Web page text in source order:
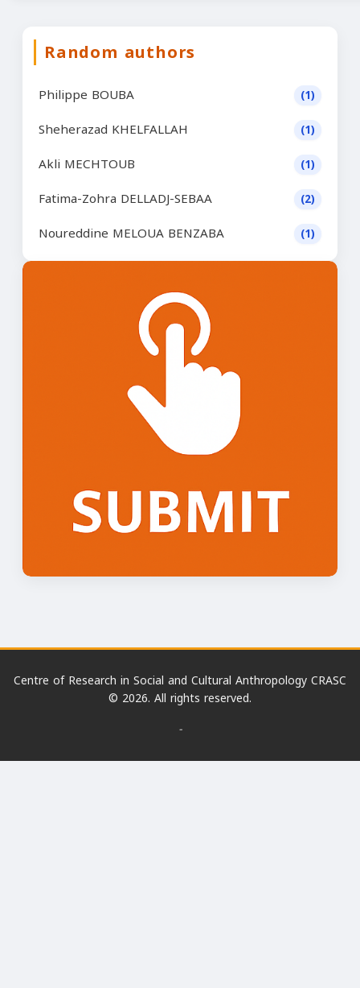
Random authors
Philippe BOUBA (1)
Sheherazad KHELFALLAH (1)
Akli MECHTOUB (1)
Fatima-Zohra DELLADJ-SEBAA (2)
Noureddine MELOUA BENZABA (1)
Centre of Research in Social and Cultural Anthropology CRASC
© 2026. All rights reserved.
-